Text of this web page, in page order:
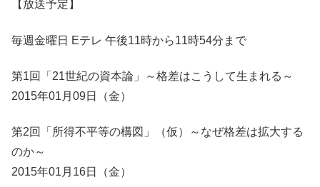
【放送予定】
毎週金曜日 Eテレ 午後11時から11時54分まで
第1回「21世紀の資本論」～格差はこうして生まれる～
2015年01月09日（金）
第2回「所得不平等の構図」（仮）～なぜ格差は拡大する
のか～
2015年01月16日（金）